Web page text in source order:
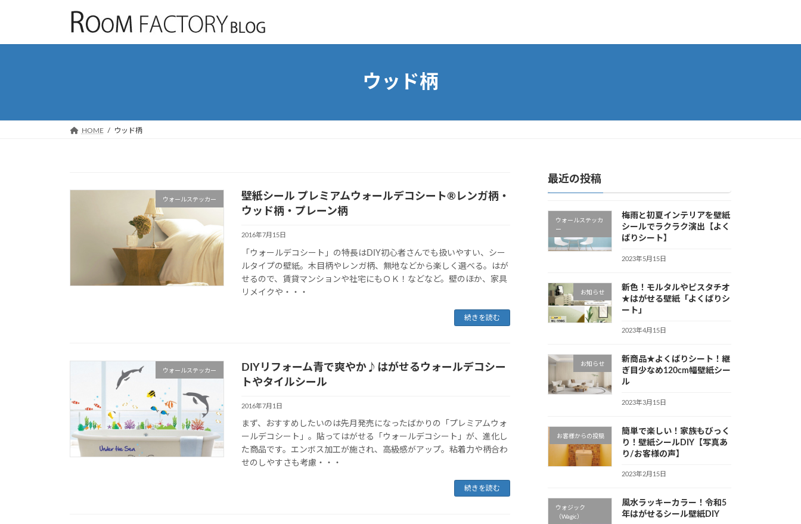
ッ
移
ウッド柄
HOME ウッド柄
ウォールステッカー
壁紙シール プレミアムウォールデコシート®レンガ柄・
ウッド柄・プレーン柄
2016年7月15日
「ウォールデコシート」の特長はDIY初心者さんでも扱いやすい、シー
ルタイプの壁紙。木目柄やレンガ柄、無地などから楽しく選べる。はが
せるので、賃貸マンションや社宅にもＯＫ！などなど。壁のほか、家具
リメイクや・・・
続きを読む
ウォールステッカー
DIYリフォーム青で爽やか♪はがせるウォールデコシー
トやタイルシール
2016年7月1日
まず、おすすめしたいのは先月発売になったばかりの「プレミアムウォ
ールデコシート」。貼ってはがせる「ウォールデコシート」が、進化し
た商品です。エンボス加工が施され、高級感がアップ。粘着力や柄合わ
せのしやすさも考慮・・・
続きを読む
最近の投稿
ウォールステッカ
ー
梅雨と初夏インテリアを壁紙
シールでラクラク演出【よく
ばりシート】
2023年5月15日
お知らせ
新色！モルタルやピスタチオ
★はがせる壁紙「よくばりシ
ート」
2023年4月15日
お知らせ
新商品★よくばりシート！継
ぎ目少なめ120cm幅壁紙シー
ル
2023年3月15日
お客様からの投稿
簡単で楽しい！家族もびっく
り！壁紙シールDIY【写真あ
り/お客様の声】
2023年2月15日
ウォジック
（Wagic）
風水ラッキーカラー！令和5
年はがせるシール壁紙DIY